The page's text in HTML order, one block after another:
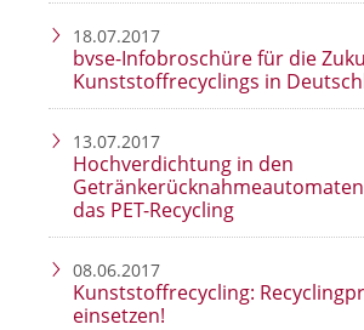
18.07.2017
bvse-Infobroschüre für die
Kunststoffrecyclings in
13.07.2017
Hochverdichtung in den
das PET-Recycling
08.06.2017
Kunststoffrecycling:
einsetzen!